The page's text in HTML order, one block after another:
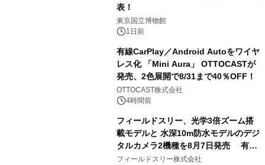
表！
東京国立博物館
1日前
有線CarPlay／Android Autoをワイヤ
レス化 「Mini Aura」 OTTOCASTが
発売、2色展開で8/31まで40％OFF！
OTTOCAST株式会社
4時間前
フィールドスリー、光学3倍ズーム搭
載モデルと 水深10m防水モデルのデジ
タルカメラ2機種を8月7日発売 有効
約1300万画素、用途別に選べるコンデ
フィールドスリー株式会社